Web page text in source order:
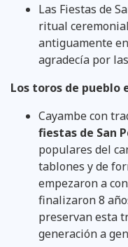
Las Fiestas de
ritual
antiguamente
agradecía por
Los toros de pueblo
Cayambe con
fiestas de San
populares del
tablones y de
empezaron a
finalizaron 8
preservan esta
generación a